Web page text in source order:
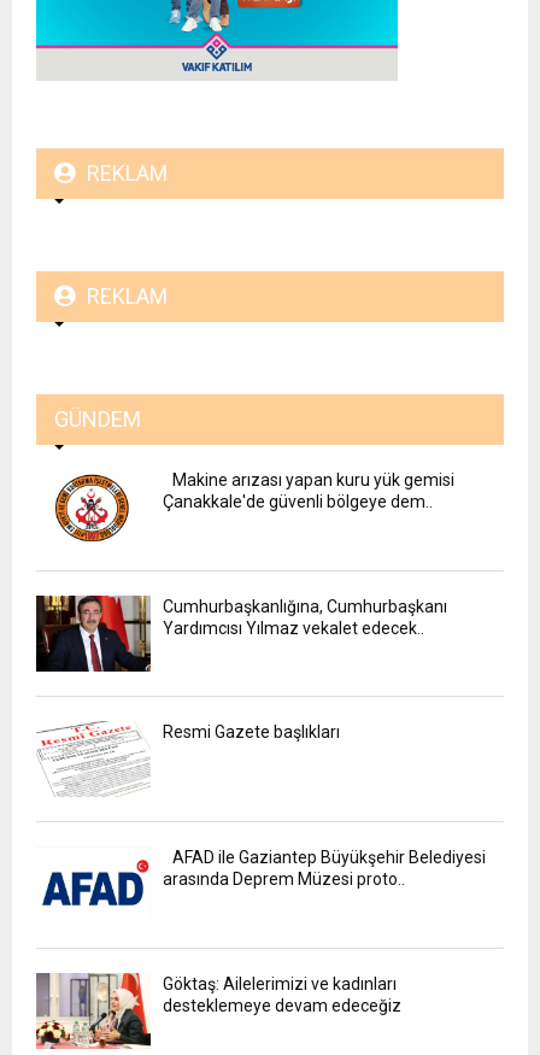
REKLAM
REKLAM
GÜNDEM
Makine arızası yapan kuru yük gemisi
Çanakkale'de güvenli bölgeye dem..
Cumhurbaşkanlığına, Cumhurbaşkanı
Yardımcısı Yılmaz vekalet edecek..
Resmi Gazete başlıkları
AFAD ile Gaziantep Büyükşehir Belediyesi
arasında Deprem Müzesi proto..
Göktaş: Ailelerimizi ve kadınları
desteklemeye devam edeceğiz